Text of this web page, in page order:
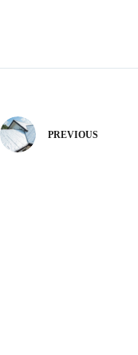
PREVIOUS